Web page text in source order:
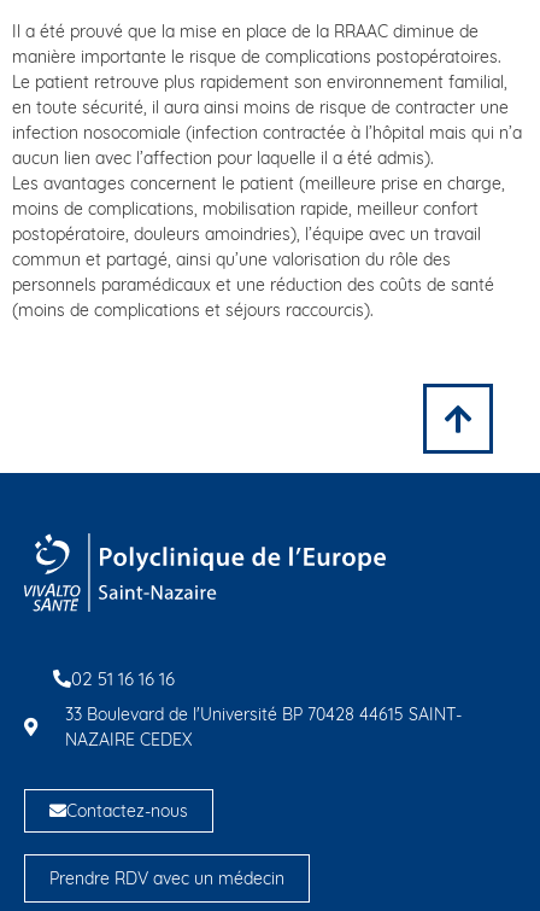
Il a été prouvé que la mise en place de la RRAAC diminue de
manière importante le risque de complications postopératoires.
Le patient retrouve plus rapidement son environnement familial,
en toute sécurité, il aura ainsi moins de risque de contracter une
infection nosocomiale (infection contractée à l’hôpital mais qui n’a
aucun lien avec l’affection pour laquelle il a été admis).
Les avantages concernent le patient (meilleure prise en charge,
moins de complications, mobilisation rapide, meilleur confort
postopératoire, douleurs amoindries), l’équipe avec un travail
commun et partagé, ainsi qu’une valorisation du rôle des
personnels paramédicaux et une réduction des coûts de santé
(moins de complications et séjours raccourcis).
02 51 16 16 16
33 Boulevard de l'Université BP 70428 44615 SAINT-
NAZAIRE CEDEX
Contactez-nous
Prendre RDV avec un médecin